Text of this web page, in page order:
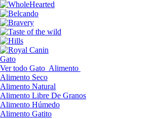
Gato
Ver todo Gato Alimento
Alimento Seco
Alimento Natural
Alimento Libre De Granos
Alimento Húmedo
Alimento Gatito